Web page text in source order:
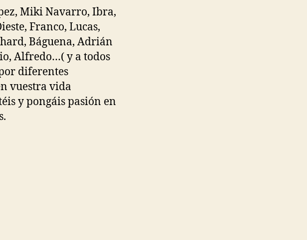
Miki Navarro, Ibra,
Franco, Lucas,
Báguena, Adrián
Alfredo…( y a todos
diferentes
vuestra vida
y pongáis pasión en